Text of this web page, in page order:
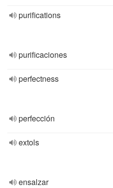
purifications
purificaciones
perfectness
perfección
extols
ensalzar